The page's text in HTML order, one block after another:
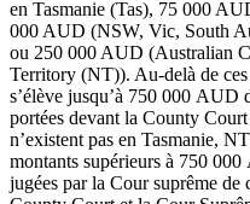
en Tasmanie (Tas), 75 000
000 AUD (NSW, Vic, South
ou 250 000 AUD (Australian
Territory (NT)). Au-delà de
s’élève jusqu’à 750 000
portées devant la County
n’existent pas en Tasmanie,
montants supérieurs à 750
jugées par la Cour suprême